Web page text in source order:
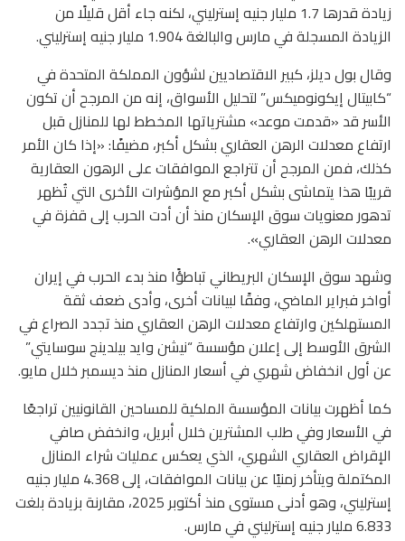
زيادة قدرها 1.7 مليار جنيه إسترليني، لكنه جاء أقل قليلًا من
الزيادة المسجلة في مارس والبالغة 1.904 مليار جنيه إسترليني.
وقال بول ديلز، كبير الاقتصاديين لشؤون المملكة المتحدة في
“كابيتال إيكونوميكس” لتحليل الأسواق، إنه من المرجح أن تكون
الأسر قد «قدمت موعد» مشترياتها المخطط لها للمنازل قبل
ارتفاع معدلات الرهن العقاري بشكل أكبر، مضيفًا: «إذا كان الأمر
كذلك، فمن المرجح أن تتراجع الموافقات على الرهون العقارية
قريبًا هذا يتماشى بشكل أكبر مع المؤشرات الأخرى التي تُظهر
تدهور معنويات سوق الإسكان منذ أن أدت الحرب إلى قفزة في
معدلات الرهن العقاري».
وشهد سوق الإسكان البريطاني تباطؤًا منذ بدء الحرب في إيران
أواخر فبراير الماضي، وفقًا لبيانات أخرى، وأدى ضعف ثقة
المستهلكين وارتفاع معدلات الرهن العقاري منذ تجدد الصراع في
الشرق الأوسط إلى إعلان مؤسسة “نيشن وايد بيلدينج سوسايتي”
عن أول انخفاض شهري في أسعار المنازل منذ ديسمبر خلال مايو.
كما أظهرت بيانات المؤسسة الملكية للمساحين القانونيين تراجعًا
في الأسعار وفي طلب المشترين خلال أبريل، وانخفض صافي
الإقراض العقاري الشهري، الذي يعكس عمليات شراء المنازل
المكتملة ويتأخر زمنيًا عن بيانات الموافقات، إلى 4.368 مليار جنيه
إسترليني، وهو أدنى مستوى منذ أكتوبر 2025، مقارنة بزيادة بلغت
6.833 مليار جنيه إسترليني في مارس.